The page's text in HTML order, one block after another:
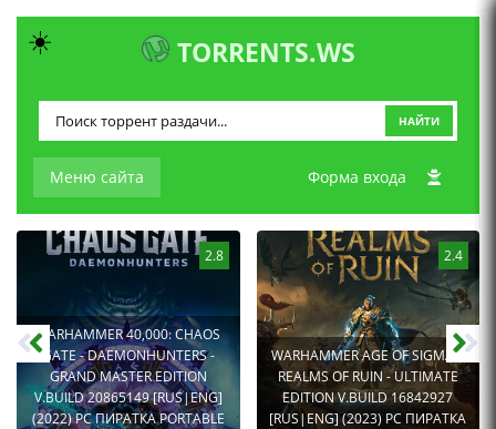
TORRENTS.WS
Меню сайта
НАЙТИ
Форма входа
2.8
WARHAMMER 40,000: CHAOS
GATE - DAEMONHUNTERS -
GRAND MASTER EDITION
V.BUILD 20865149 [RUS|ENG]
(2022) PC ПИРАТКА PORTABLE
2.4
WARHAMMER AGE OF SIGMAR:
REALMS OF RUIN - ULTIMATE
EDITION V.BUILD 16842927
[RUS|ENG] (2023) PC ПИРАТКА
☀️